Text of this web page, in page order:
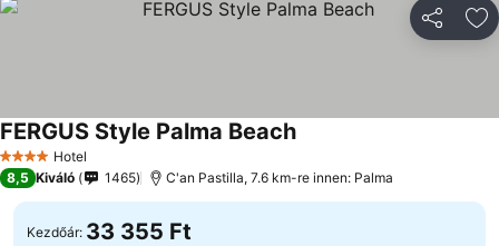
4 KategóriaHotel
FERGUS Style Palma Beach
8,5 Kiváló 1465 C'an Pastilla, 7.6 km-re innen: Palma
Kezdőár: 33 355 Ft